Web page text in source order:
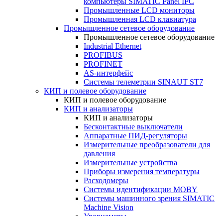
Промышленные LCD мониторы
Промышленная LCD клавиатура
Промышленное сетевое оборудование
Промышленное сетевое оборудование
Industrial Ethernet
PROFIBUS
PROFINET
AS-интерфейс
Системы телеметрии SINAUT ST7
КИП и полевое оборудование
КИП и полевое оборудование
КИП и анализаторы
КИП и анализаторы
Бесконтактные выключатели
Аппаратные ПИД-регуляторы
Измерительные преобразователи для
давления
Измерительные устройства
Приборы измерения температуры
Расходомеры
Системы идентификации MOBY
Системы машинного зрения SIMATIC
Machine Vision